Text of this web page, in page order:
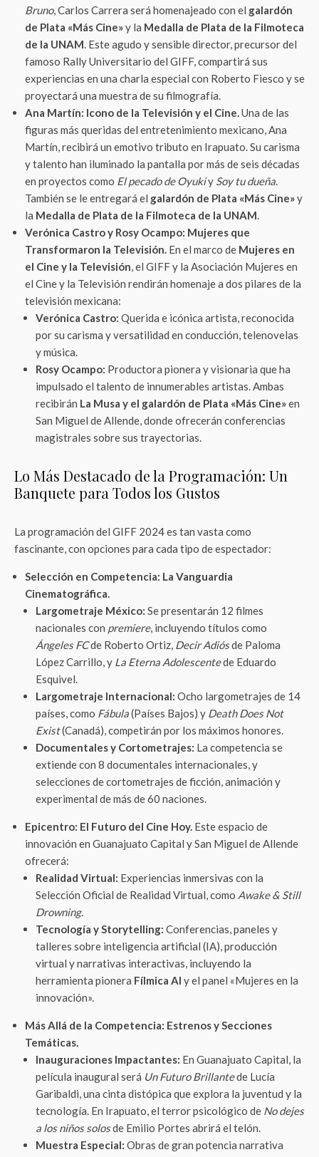
Bruno, Carlos Carrera será homenajeado con el galardón
de Plata «Más Cine»y la Medalla de Plata de la Filmoteca
de la UNAM. Este agudo y sensible director, precursor del
famoso Rally Universitario del GIFF, compartirá sus
experiencias en una charla especial con Roberto Fiesco y se
proyectará una muestra de su filmografía.
Ana Martín: Icono de la Televisión y el Cine.Una de las
figuras más queridas del entretenimiento mexicano, Ana
Martín, recibirá un emotivo tributo en Irapuato. Su carisma
y talento han iluminado la pantalla por más de seis décadas
en proyectos como El pecado de Oyukiy Soy tu dueña.
También se le entregará el galardón de Plata «Más Cine»y
la Medalla de Plata de la Filmoteca de la UNAM.
Verónica Castro y Rosy Ocampo: Mujeres que
Transformaron la Televisión. En el marco de Mujeres en
el Cine y la Televisión, el GIFF y la Asociación Mujeres en
el Cine y la Televisión rendirán homenaje a dos pilares de la
televisión mexicana:
Verónica Castro: Querida e icónica artista, reconocida
por su carisma y versatilidad en conducción, telenovelas
y música.
Rosy Ocampo: Productora pionera y visionaria que ha
impulsado el talento de innumerables artistas. Ambas
recibirán La Musa y el galardón de Plata «Más Cine»en
San Miguel de Allende, donde ofrecerán conferencias
magistrales sobre sus trayectorias.
Lo Más Destacado de la Programación: Un
Banquete para Todos los Gustos
La programación del GIFF 2024 es tan vasta como
fascinante, con opciones para cada tipo de espectador:
Selección en Competencia: La Vanguardia
Cinematográfica.
Largometraje México: Se presentarán 12 filmes
nacionales con premiere, incluyendo títulos como
Ángeles FCde Roberto Ortiz, Decir Adiósde Paloma
López Carrillo, y La Eterna Adolescentede Eduardo
Esquivel.
Largometraje Internacional: Ocho largometrajes de 14
países, como Fábula(Países Bajos) y Death Does Not
Exist(Canadá), competirán por los máximos honores.
Documentales y Cortometrajes: La competencia se
extiende con 8 documentales internacionales, y
selecciones de cortometrajes de ficción, animación y
experimental de más de 60 naciones.
Epicentro: El Futuro del Cine Hoy. Este espacio de
innovación en Guanajuato Capital y San Miguel de Allende
ofrecerá:
Realidad Virtual: Experiencias inmersivas con la
Selección Oficial de Realidad Virtual, como Awake & Still
Drowning.
Tecnología y Storytelling: Conferencias, paneles y
talleres sobre inteligencia artificial (IA), producción
virtual y narrativas interactivas, incluyendo la
herramienta pionera Fílmica AI y el panel «Mujeres en la
innovación».
Más Allá de la Competencia: Estrenos y Secciones
Temáticas.
Inauguraciones Impactantes: En Guanajuato Capital, la
película inaugural será Un Futuro Brillantede Lucía
Garibaldi, una cinta distópica que explora la juventud y la
tecnología. En Irapuato, el terror psicológico de No dejes
a los niños solosde Emilio Portes abrirá el telón.
Muestra Especial: Obras de gran potencia narrativa